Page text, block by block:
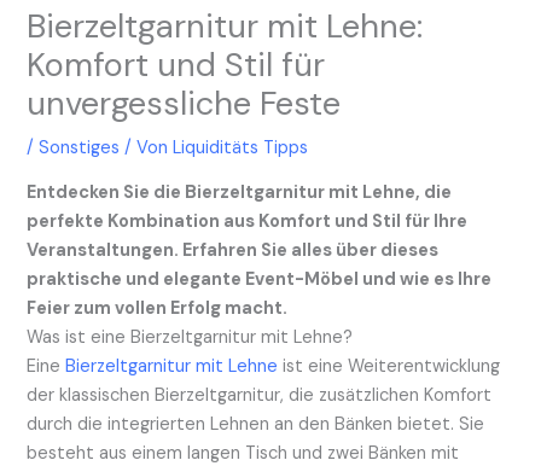
Bierzeltgarnitur mit Lehne:
Komfort und Stil für
unvergessliche Feste
/Sonstiges / VonLiquiditäts Tipps
Entdecken Sie die Bierzeltgarnitur mit Lehne, die
perfekte Kombination aus Komfort und Stil für Ihre
Veranstaltungen. Erfahren Sie alles über dieses
praktische und elegante Event-Möbel und wie es Ihre
Feier zum vollen Erfolg macht.
Was ist eine Bierzeltgarnitur mit Lehne?
EineBierzeltgarnitur mit Lehne ist eine Weiterentwicklung
der klassischen Bierzeltgarnitur, die zusätzlichen Komfort
durch die integrierten Lehnen an den Bänken bietet. Sie
besteht aus einem langen Tisch und zwei Bänken mit